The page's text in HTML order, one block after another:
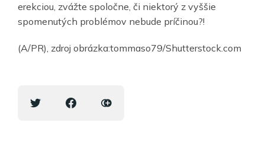
erekciou, zvážte spoločne, či niektorý z vyššie
spomenutých problémov nebude príčinou?!
(A/PR), zdroj obrázka:tommaso79/Shutterstock.com